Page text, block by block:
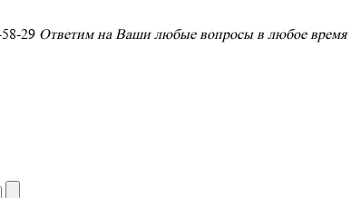
29 Ответим на Ваши любые вопросы в любое время